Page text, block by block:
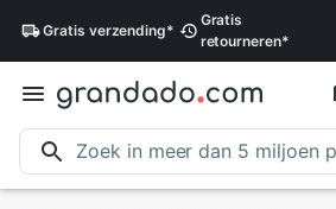
Gratis verzending*
Gratis
retourneren*